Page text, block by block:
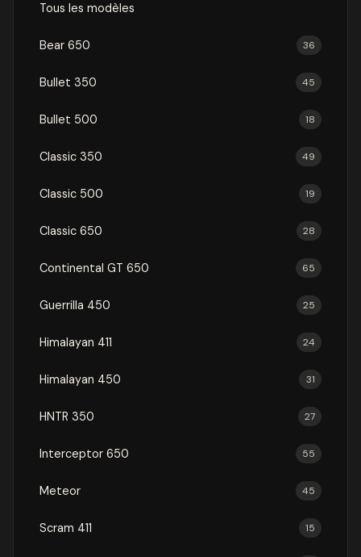
Tous les modèles
Bear 650 36
Bullet 350 45
Bullet 500 18
Classic 350 49
Classic 500 19
Classic 650 28
Continental GT 650 65
Guerrilla 450 25
Himalayan 411 24
Himalayan 450 31
HNTR 350 27
Interceptor 650 55
Meteor 45
Scram 411 15